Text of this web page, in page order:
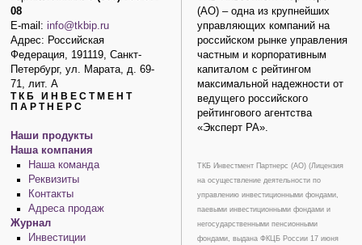
08
E-mail:info@tkbip.ru
Адрес: Российская
Федерация, 191119, Санкт-
Петербург, ул. Марата, д. 69-
71, лит. А
ТКБ ИНВЕСТМЕНТ
ПАРТНЕРС
Наши продукты
Наша компания
Наша команда
Реквизиты
Контакты
Адреса продаж
Журнал
Инвестиции
(АО) – одна из крупнейших
управляющих компаний на
российском рынке управления
частным и корпоративным
капиталом с рейтингом
максимальной надежности от
ведущего российского
рейтингового агентства
«Эксперт РА».
ТКБ Инвестмент Партнерс (АО) (Лицензия
на осуществление деятельности по
управлению инвестиционными фондами,
паевыми инвестиционными фондами и
негосударственными пенсионными
фондами, выдана ФКЦБ России 17 июня